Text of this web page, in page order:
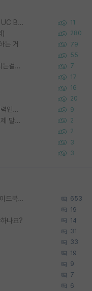
Korea University 수학, 컴퓨터과학 이학사, UC Berkeley 산업공학 대학원 공학박사가 되는 것은 쉽지 않겠죠? 11
) 280
는 거 79
55
왜 후배가 못하는걸 교수님은 내 책임으로 돌리는걸까요? 7
17
16
20
박사진학하기에 2억은 괜찮은 (?) 정도의 경제력인가요 9
타대학원 컨텍 준비중인데, 지도교수님께는 언제 말씀드려야 할까요? 2
2
3
3
[무료] 2026 미국 대학원 유학 스타터팩 - 가이드북 & 합격자 컨택메일 템플릿 653
19
나요? 14
31
33
19
9
7
6